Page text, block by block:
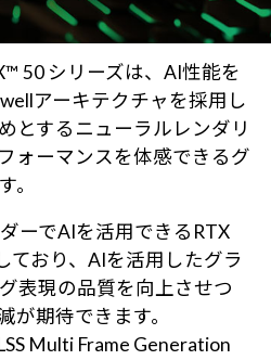
50 シリーズは、AI性能を
アーキテクチャを採用し
とするニューラルレンダリ
ォーマンスを体感できるグ
。
ーでAIを活用できるRTX
ており、AIを活用したグラ
表現の品質を向上させつ
が期待できます。
Multi Frame Generation